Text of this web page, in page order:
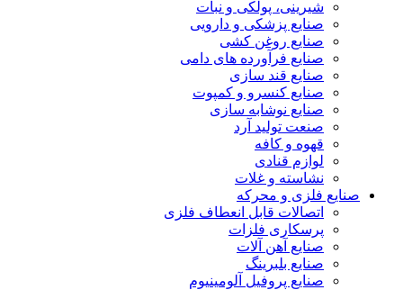
شیرینی، پولکی و نبات
صنایع پزشکی و دارویی
صنایع روغن کشی
صنایع فرآورده های دامی
صنایع قند سازی
صنایع کنسرو و کمپوت
صنایع نوشابه سازی
صنعت تولید آرد
قهوه و کافه
لوازم قنادی
نشاسته و غلات
صنایع فلزی و محرکه
اتصالات قابل انعطاف فلزی
پرسکاری فلزات
صنایع آهن آلات
صنایع بلبرینگ
صنایع پروفیل آلومینیوم